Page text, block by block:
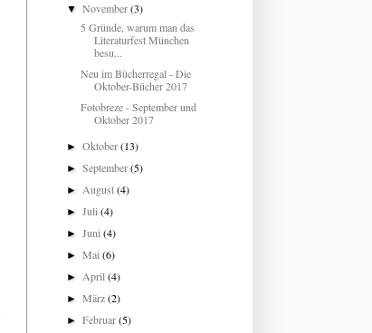
▼November(3)
5 Gründe, warum man das
Literaturfest München
besu...
Neu im Bücherregal - Die
Oktober-Bücher 2017
Fotobreze - September und
Oktober 2017
►Oktober(13)
►September(5)
►August(4)
►Juli(4)
►Juni(4)
►Mai(6)
►April(4)
►März(2)
►Februar(5)